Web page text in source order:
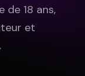
de 18 ans,
et